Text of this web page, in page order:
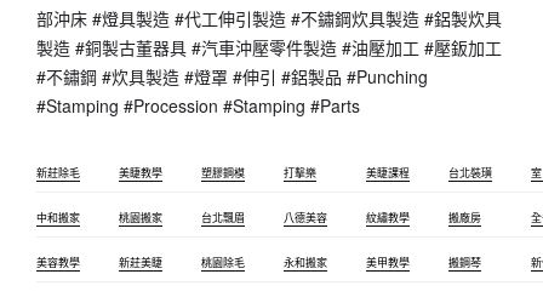
部沖床 #燈具製造 #代工伸引製造 #不鏽鋼炊具製造 #鋁製炊具
製造 #銅製古董器具 #汽車沖壓零件製造 #油壓加工 #壓鈑加工
#不鏽鋼 #炊具製造 #燈罩 #伸引 #鋁製品 #Punching
#Stamping #Procession #Stamping #Parts
新莊除毛 美睫教學 塑膠鋼模 打擊樂 美睫課程 台北裝璜
中和搬家 桃園搬家 台北飄眉 八德美容 紋繡教學 搬廠房
美容教學 新莊美睫 桃園除毛 永和搬家 美甲教學 搬鋼琴